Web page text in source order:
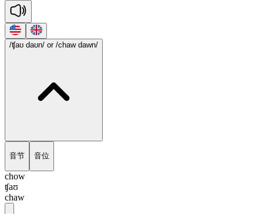
/ʧaʊ daʊn/ or /chaw dawn/
音节 音位
chow
ʧaʊ
chaw